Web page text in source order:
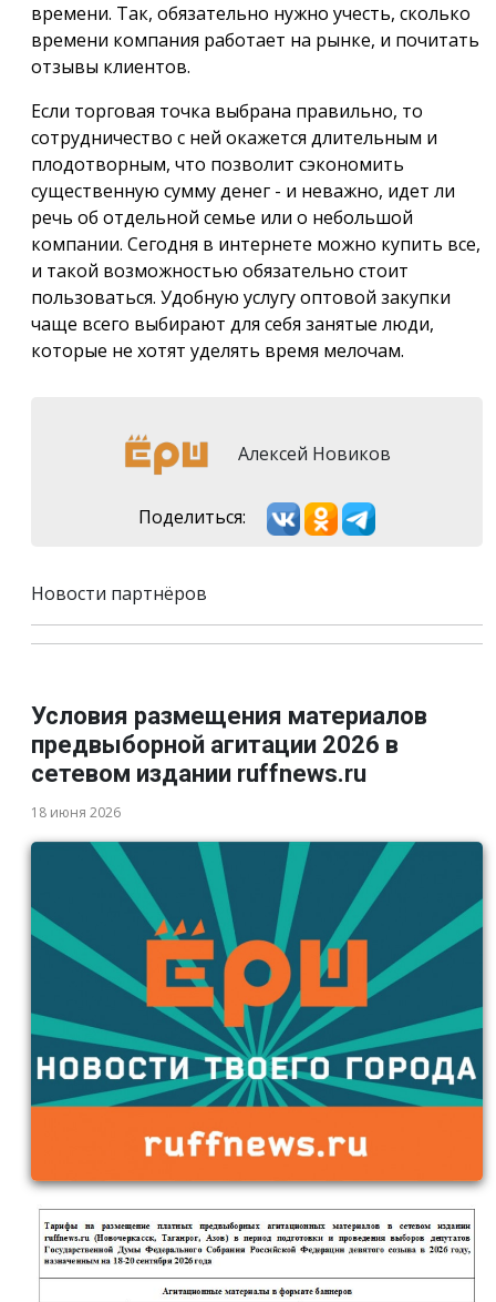
времени. Так, обязательно нужно учесть, сколько
времени компания работает на рынке, и почитать
отзывы клиентов.
Если торговая точка выбрана правильно, то
сотрудничество с ней окажется длительным и
плодотворным, что позволит сэкономить
существенную сумму денег - и неважно, идет ли
речь об отдельной семье или о небольшой
компании. Сегодня в интернете можно купить все,
и такой возможностью обязательно стоит
пользоваться. Удобную услугу оптовой закупки
чаще всего выбирают для себя занятые люди,
которые не хотят уделять время мелочам.
Алексей Новиков
Поделиться:
Новости партнёров
Условия размещения материалов
предвыборной агитации 2026 в
сетевом издании ruffnews.ru
18 июня 2026